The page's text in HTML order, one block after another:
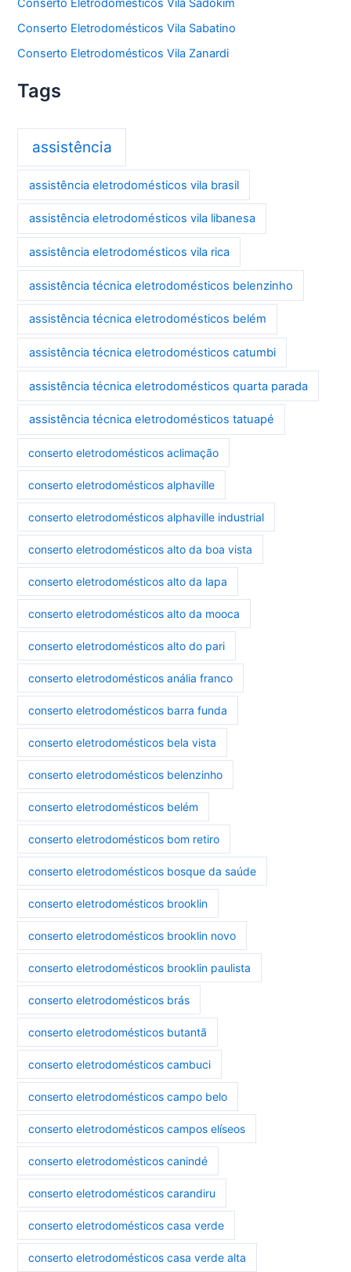
Conserto Eletrodomésticos Vila Sadokim
Conserto Eletrodomésticos Vila Sabatino
Conserto Eletrodomésticos Vila Zanardi
Tags
assistência
assistência eletrodomésticos vila brasil
assistência eletrodomésticos vila libanesa
assistência eletrodomésticos vila rica
assistência técnica eletrodomésticos belenzinho
assistência técnica eletrodomésticos belém
assistência técnica eletrodomésticos catumbi
assistência técnica eletrodomésticos quarta parada
assistência técnica eletrodomésticos tatuapé
conserto eletrodomésticos aclimação
conserto eletrodomésticos alphaville
conserto eletrodomésticos alphaville industrial
conserto eletrodomésticos alto da boa vista
conserto eletrodomésticos alto da lapa
conserto eletrodomésticos alto da mooca
conserto eletrodomésticos alto do pari
conserto eletrodomésticos anália franco
conserto eletrodomésticos barra funda
conserto eletrodomésticos bela vista
conserto eletrodomésticos belenzinho
conserto eletrodomésticos belém
conserto eletrodomésticos bom retiro
conserto eletrodomésticos bosque da saúde
conserto eletrodomésticos brooklin
conserto eletrodomésticos brooklin novo
conserto eletrodomésticos brooklin paulista
conserto eletrodomésticos brás
conserto eletrodomésticos butantã
conserto eletrodomésticos cambuci
conserto eletrodomésticos campo belo
conserto eletrodomésticos campos elíseos
conserto eletrodomésticos canindé
conserto eletrodomésticos carandiru
conserto eletrodomésticos casa verde
conserto eletrodomésticos casa verde alta